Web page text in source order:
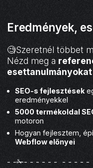
Eredmények,
🧐Szeretnél többet
Nézd meg a
esettanulmányokat
SEO-s fejlesztések
eredményekkel
5000 termékoldal
motoron
Hogyan fejlesztem,
Webflow előnyei
- -✁- - - - - - - - - - -